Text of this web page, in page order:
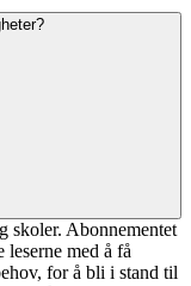
skoler. Abonnementet
leserne med å få
for å bli i stand til